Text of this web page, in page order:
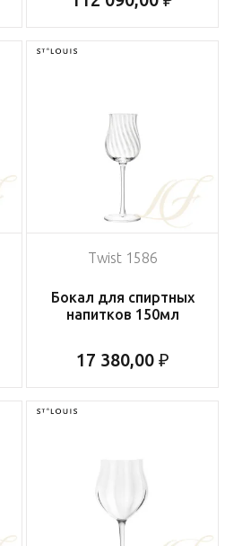
Twist 1586
Бокал для спиртных
напитков 150мл
17 380,00 ₽